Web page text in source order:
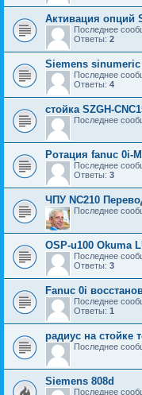
Активация опций
Последнее
Ответы: 2
Siemens sinumeric
Последнее
Ответы: 4
стойка SZGH-
Последнее
Ротация fanuc 0i-
Последнее
Ответы: 3
ЧПУ NC210
Последнее
OSP-u100 Okuma
Последнее
Ответы: 3
Fanuc 0i
Последнее
Ответы: 1
радиус на стойке
Последнее
Siemens 808d
Последнее